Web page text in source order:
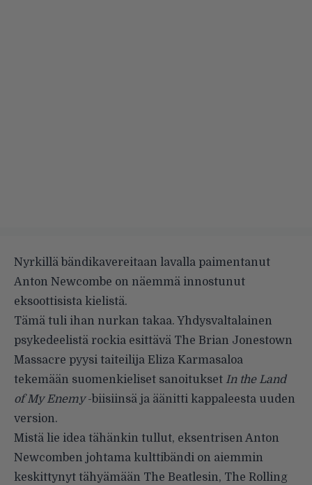
Nyrkillä bändikavereitaan lavalla paimentanut
Anton Newcombe on näemmä innostunut
eksoottisista kielistä.
Tämä tuli ihan nurkan takaa. Yhdysvaltalainen
psykedeelistä rockia esittävä The Brian Jonestown
Massacre pyysi taiteilija Eliza Karmasaloa
tekemään suomenkieliset sanoitukset In the Land
of My Enemy-biisiinsä ja äänitti kappaleesta uuden
version.
Mistä lie idea tähänkin tullut, eksentrisen Anton
Newcomben johtama kulttibändi on aiemmin
keskittynyt tähyämään The Beatlesin, The Rolling